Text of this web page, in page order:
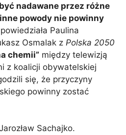
nadawane przez różne
powody nie powinny
Paulina
Osmalak z Polska 2050
chemii” między telewizją
z koalicji obywatelskiej
się, że przyczyny
powinny zostać
Sachajko.